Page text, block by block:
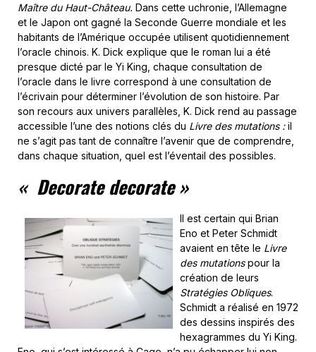
Maître du Haut-Château. Dans cette uchronie, l’Allemagne
et le Japon ont gagné la Seconde Guerre mondiale et les
habitants de l’Amérique occupée utilisent quotidiennement
l’oracle chinois. K. Dick explique que le roman lui a été
presque dicté par le Yi King, chaque consultation de
l’oracle dans le livre correspond à une consultation de
l’écrivain pour déterminer l’évolution de son histoire. Par
son recours aux univers parallèles, K. Dick rend au passage
accessible l’une des notions clés du Livre des mutations :il
ne s’agit pas tant de connaître l’avenir que de comprendre,
dans chaque situation, quel est l’éventail des possibles.
« Decorate decorate »
Il est certain qui Brian
Eno et Peter Schmidt
avaient en tête le Livre
des mutationspour la
création de leurs
Stratégies Obliques.
Schmidt a réalisé en 1972
des dessins inspirés des
hexagrammes du Yi King.